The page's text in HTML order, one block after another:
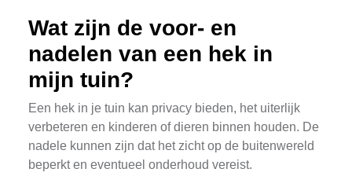
Wat zijn de voor- en
nadelen van een hek in
mijn tuin?
Een hek in je tuin kan privacy bieden, het uiterlijk
verbeteren en kinderen of dieren binnen houden. De
nadele kunnen zijn dat het zicht op de buitenwereld
beperkt en eventueel onderhoud vereist.